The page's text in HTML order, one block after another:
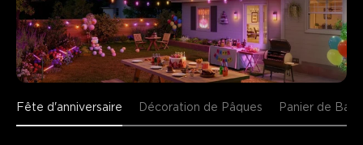
Fête d'anniversaire Décoration de Pâques Panier de